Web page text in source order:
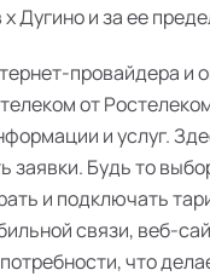
Дугино и за ее
провайдера и
от
и услуг.
заявки. Будь то
и подключать
связи, веб-
что